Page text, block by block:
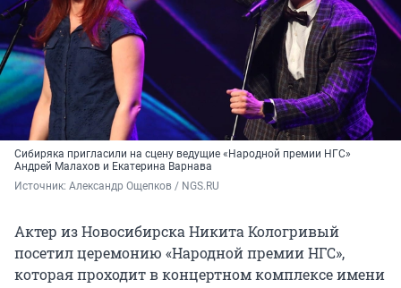
Сибиряка пригласили на сцену ведущие «Народной премии НГС»
Андрей Малахов и Екатерина Варнава
Источник: Александр Ощепков / NGS.RU
Актер из Новосибирска Никита Кологривый
посетил церемонию «Народной премии НГС»,
которая проходит в концертном комплексе имени